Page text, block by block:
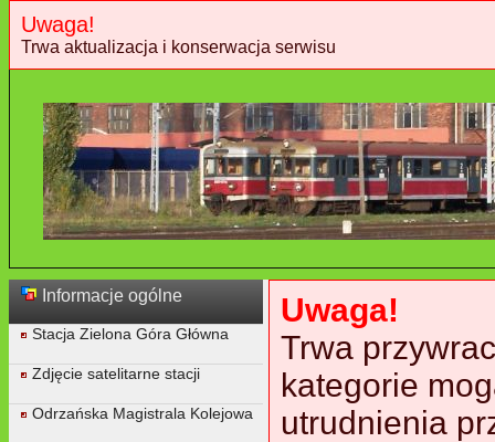
Uwaga!
Trwa aktualizacja i konserwacja serwisu
Informacje ogólne
Stacja Zielona Góra Główna
Zdjęcie satelitarne stacji
Odrzańska Magistrala Kolejowa
Uwaga!
Trwa
kategorie
utrudnienia